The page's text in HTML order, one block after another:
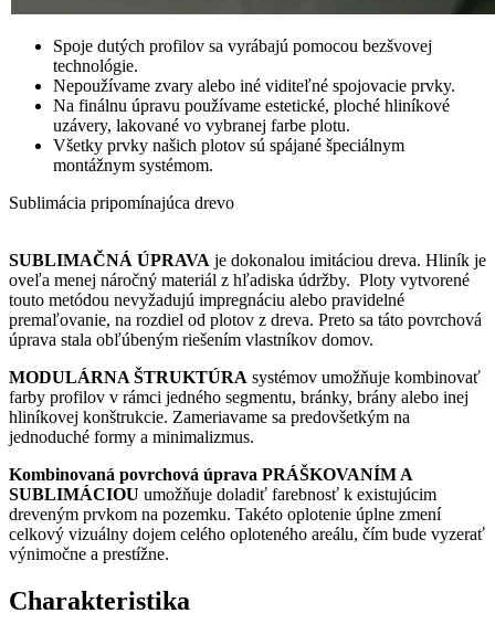
Spoje dutých profilov sa vyrábajú pomocou bezšvovej
technológie.
Nepoužívame zvary alebo iné viditeľné spojovacie prvky.
Na finálnu úpravu používame estetické, ploché hliníkové
uzávery, lakované vo vybranej farbe plotu.
Všetky prvky našich plotov sú spájané špeciálnym
montážnym systémom.
Sublimácia pripomínajúca drevo
SUBLIMAČNÁ ÚPRAVA je dokonalou imitáciou dreva. Hliník je
oveľa menej náročný materiál z hľadiska údržby. Ploty vytvorené
touto metódou nevyžadujú impregnáciu alebo pravidelné
premaľovanie, na rozdiel od plotov z dreva. Preto sa táto povrchová
úprava stala obľúbeným riešením vlastníkov domov.
MODULÁRNA ŠTRUKTÚRA systémov umožňuje kombinovať
farby profilov v rámci jedného segmentu, bránky, brány alebo inej
hliníkovej konštrukcie. Zameriavame sa predovšetkým na
jednoduché formy a minimalizmus.
Kombinovaná povrchová úprava PRÁŠKOVANÍM A
SUBLIMÁCIOU umožňuje doladiť farebnosť k existujúcim
dreveným prvkom na pozemku. Takéto oplotenie úplne zmení
celkový vizuálny dojem celého oploteného areálu, čím bude vyzerať
výnimočne a prestížne.
Charakteristika